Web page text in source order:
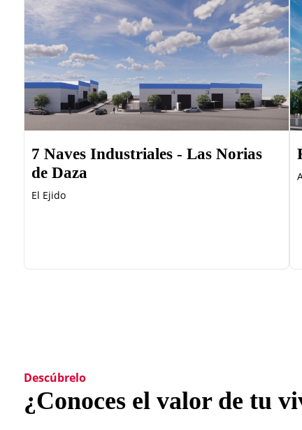
7 Naves Industriales - Las Norias
de Daza
El Ejido
Descúbrelo
¿Conoces el valor de tu